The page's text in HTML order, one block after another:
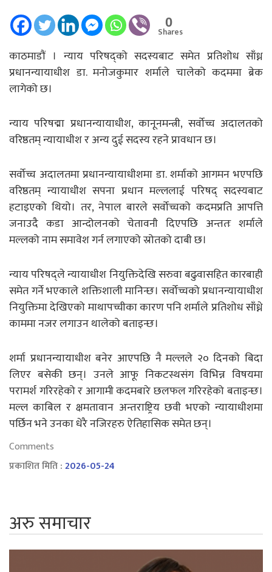
0
Shares
काठमाडाैं । न्याय परिषद्को सदस्यबाट समेत प्रतिशोध साँध्न
प्रधानन्यायाधीश डा. मनोजकुमार शर्माले चालेको कदममा ब्रेक
लागेको छ।
न्याय परिषद्मा प्रधानन्यायाधीश, कानूनमन्त्री, सर्वोच्च अदालतको
वरिष्ठतम् न्यायाधीश र अन्य दुई सदस्य रहने प्रावधान छ।
सर्वोच्च अदालतमा प्रधानन्यायाधीशमा डा. शर्माको आगमन भएपछि
वरिष्ठतम् न्यायाधीश सपना प्रधान मल्ललाई परिषद् सदस्यबाट
हटाइएको थियो। तर, नेपाल बारले सर्वोच्चको कदमप्रति आपत्ति
जनाउदै कडा आन्दोलनको चेतावनी दिएपछि अन्ततः शर्माले
मल्लको नाम समावेश गर्न लगाएको स्रोतको दाबी छ।
न्याय परिषद्ले न्यायाधीश नियुक्तिदेखि सरुवा बढुवासहित कारबाही
समेत गर्ने भएकाले शक्तिशाली मानिन्छ। सर्वोच्चको प्रधानन्यायाधीश
नियुक्तिमा देखिएको माथापच्चीका कारण पनि शर्माले प्रतिशोध साँध्ने
काममा नजर लगाउन थालेको बताइन्छ।
शर्मा प्रधानन्यायाधीश बनेर आएपछि नै मल्लले २० दिनको बिदा
लिएर बसेकी छन्। उनले आफू निकटस्थसंग विभिन्न विषयमा
परामर्श गरिरहेको र आगामी कदमबारे छलफल गरिरहेको बताइन्छ।
मल्ल काबिल र क्षमतावान अन्तराष्ट्रिय छवी भएको न्यायाधीशमा
पर्छिन भने उनका धेरै नजिरहरु ऐतिहासिक समेत छन्।
Comments
प्रकाशित मिति :2026-05-24
अरु समाचार